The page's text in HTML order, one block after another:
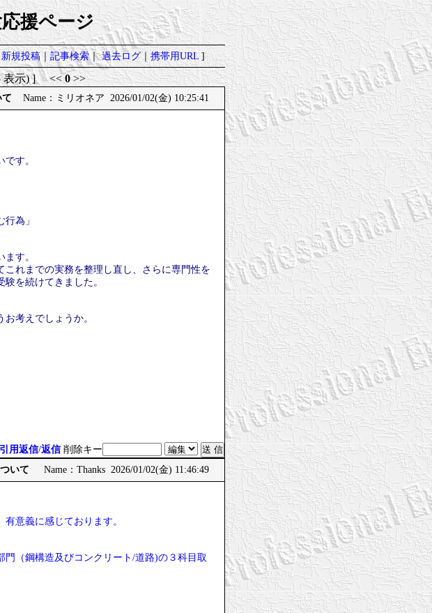
援ページ
新規投稿｜記事検索｜過去ログ｜携帯用URL]
表示) ] <<0>>
Name：ミリオネア 2026/01/02(金) 10:25:41
す。
為」
す。
れまでの実務を整理し直し、さらに専門性を
を続けてきました。
考えでしょうか。
引用返信/返信 削除キー
いて Name：Thanks 2026/01/02(金) 11:46:49
意義に感じております。
（鋼構造及びコンクリート/道路)の３科目取